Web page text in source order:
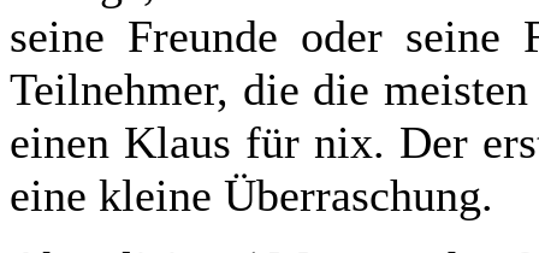
seine Freunde oder
Teilnehmer, die die
einen Klaus für nix. Der
eine kleine Überraschung.